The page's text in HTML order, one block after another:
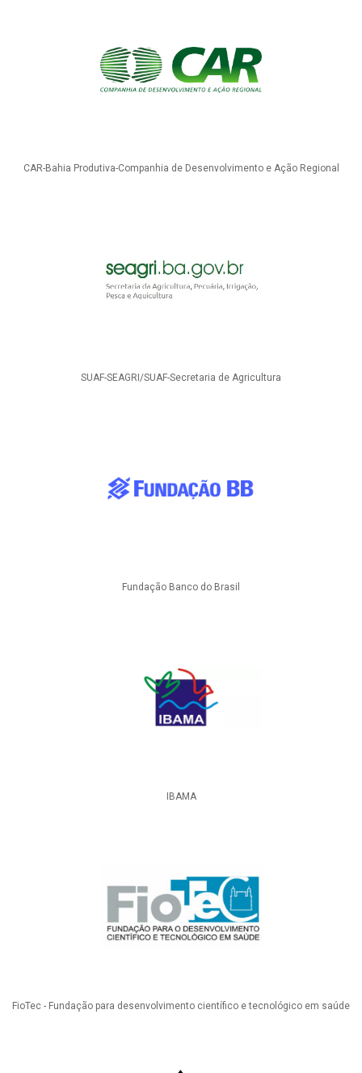
CAR-Bahia Produtiva-Companhia de Desenvolvimento e Ação Regional
SUAF-SEAGRI/SUAF-Secretaria de Agricultura
Fundação Banco do Brasil
IBAMA
FioTec - Fundação para desenvolvimento científico e tecnológico em saúde